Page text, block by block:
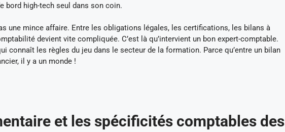
bord high-tech seul dans son coin.
une mince affaire. Entre les obligations légales, les certifications, les bilans à
devient vite compliquée. C’est là qu’intervient un bon expert-comptable.
connaît les règles du jeu dans le secteur de la formation. Parce qu’entre un bilan
il y a un monde !
et les spécificités comptables des